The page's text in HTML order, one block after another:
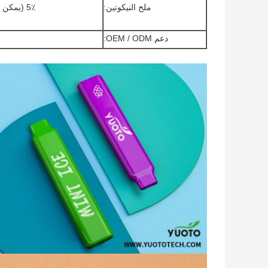
ملح النيكوتين: 5٪ (يمكن أيضًا اختيار نوع orher لـ ODM)
دعم OEM / ODM: